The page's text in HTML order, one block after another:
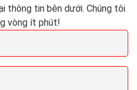
thông tin bên dưới. Chúng tôi
vòng ít phút!